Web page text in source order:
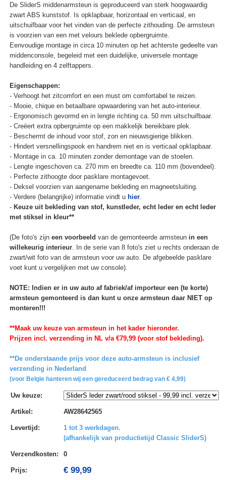
De SliderS middenarmsteun is geproduceerd van sterk hoogwaardig
zwart ABS kunststof. Is opklapbaar, horizontaal en verticaal, en
uitschuifbaar voor het vinden van de perfecte zithouding. De armsteun
is voorzien van een met velours beklede opbergruimte.
Eenvoudige montage in circa 10 minuten op het achterste gedeelte van
middenconsole, begeleid met een duidelijke, universele montage
handleiding en 4 zelftappers.
Eigenschappen:
- Verhoogt het zitcomfort en een must om comfortabel te reizen.
- Mooie, chique en betaalbare opwaardering van het auto-interieur.
- Ergonomisch gevormd en in lengte richting ca. 50 mm uitschuifbaar.
- Creëert extra opbergruimte op een makkelijk bereikbare plek.
- Beschermt de inhoud voor stof, zon en nieuwsgierige blikken.
- Hindert versnellingspook en handrem niet en is verticaal opklapbaar.
- Montage in ca. 10 minuten zonder demontage van de stoelen.
- Lengte ingeschoven ca. 270 mm en breedte ca. 110 mm (bovendeel).
- Perfecte zithoogte door pasklare montagevoet.
- Deksel voorzien van aangename bekleding en magneetsluiting.
- Verdere (belangrijke) informatie vindt u hier.
- Keuze uit bekleding van stof, kunstleder, echt leder en echt leder
met stiksel in kleur**
(De foto's zijn een voorbeeld van de gemonteerde armsteun in een
willekeurig interieur. In de serie van 8 foto's ziet u rechts onderaan de
zwart/wit foto van de armsteun voor uw auto. De afgebeelde pasklare
voet kunt u vergelijken met uw console).
NOTE: Indien er in uw auto af fabriek/af importeur een (te korte)
armsteun gemonteerd is dan kunt u onze armsteun daar NIET op
monteren!!!
**Maak uw keuze van armsteun in het kader hieronder.
Prijzen incl. verzending in NL v/a €79,99 (voor stof bekleding).
**De onderstaande prijs voor deze auto-armsteun is inclusief
verzending in Nederland
(voor Belgie hanteren wij een gereduceerd bedrag van € 4,99)
Uw keuze:
Artikel : AW28642565
Levertijd :
1 tot 3 werkdagen.
(afhankelijk van productietijd Classic SliderS)
Verzendkosten: 0
Prijs: € 99,99